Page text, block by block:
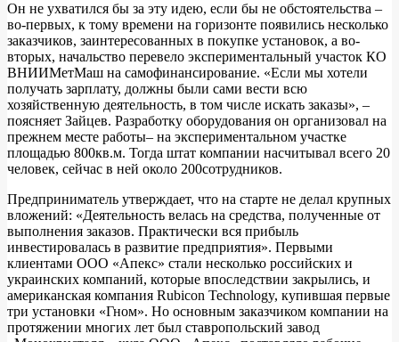
Он не ухватился бы за эту идею, если бы не обстоятельства –
во-первых, к тому времени на горизонте появились несколько
заказчиков, заинтересованных в покупке установок, а во-
вторых, начальство перевело экспериментальный участок КО
ВНИИМетМаш на самофинансирование. «Если мы хотели
получать зарплату, должны были сами вести всю
хозяйственную деятельность, в том числе искать заказы», –
поясняет Зайцев. Разработку оборудования он организовал на
прежнем месте работы– на экспериментальном участке
площадью 800кв.м. Тогда штат компании насчитывал всего 20
человек, сейчас в ней около 200сотрудников.
Предприниматель утверждает, что на старте не делал крупных
вложений: «Деятельность велась на средства, полученные от
выполнения заказов. Практически вся прибыль
инвестировалась в развитие предприятия». Первыми
клиентами ООО «Апекс» стали несколько российских и
украинских компаний, которые впоследствии закрылись, и
американская компания Rubicon Technology, купившая первые
три установки «Гном». Но основным заказчиком компании на
протяжении многих лет был ставропольский завод